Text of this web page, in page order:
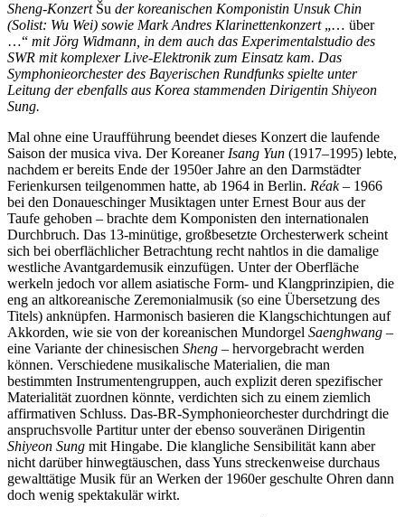
Sheng-Konzert Šu der koreanischen Komponistin Unsuk Chin
(Solist: Wu Wei) sowie Mark Andres Klarinettenkonzert „… über
…“ mit Jörg Widmann, in dem auch das Experimentalstudio des
SWR mit komplexer Live-Elektronik zum Einsatz kam. Das
Symphonieorchester des Bayerischen Rundfunks spielte unter
Leitung der ebenfalls aus Korea stammenden Dirigentin Shiyeon
Sung.
Mal ohne eine Uraufführung beendet dieses Konzert die laufende
Saison der musica viva. Der Koreaner Isang Yun (1917–1995) lebte,
nachdem er bereits Ende der 1950er Jahre an den Darmstädter
Ferienkursen teilgenommen hatte, ab 1964 in Berlin. Réak– 1966
bei den Donaueschinger Musiktagen unter Ernest Bour aus der
Taufe gehoben – brachte dem Komponisten den internationalen
Durchbruch. Das 13-minütige, großbesetzte Orchesterwerk scheint
sich bei oberflächlicher Betrachtung recht nahtlos in die damalige
westliche Avantgardemusik einzufügen. Unter der Oberfläche
werkeln jedoch vor allem asiatische Form- und Klangprinzipien, die
eng an altkoreanische Zeremonialmusik (so eine Übersetzung des
Titels) anknüpfen. Harmonisch basieren die Klangschichtungen auf
Akkorden, wie sie von der koreanischen Mundorgel Saenghwang –
eine Variante der chinesischen Sheng – hervorgebracht werden
können. Verschiedene musikalische Materialien, die man
bestimmten Instrumentengruppen, auch explizit deren spezifischer
Materialität zuordnen könnte, verdichten sich zu einem ziemlich
affirmativen Schluss. Das-BR-Symphonieorchester durchdringt die
anspruchsvolle Partitur unter der ebenso souveränen Dirigentin
Shiyeon Sung mit Hingabe. Die klangliche Sensibilität kann aber
nicht darüber hinwegtäuschen, dass Yuns streckenweise durchaus
gewalttätige Musik für an Werken der 1960er geschulte Ohren dann
doch wenig spektakulär wirkt.